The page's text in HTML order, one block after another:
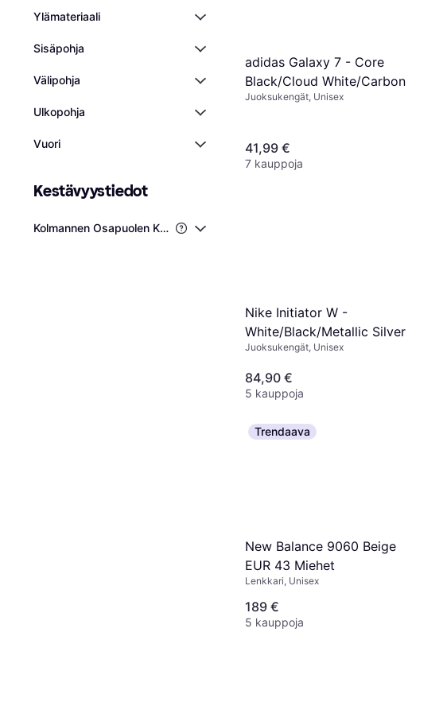
Ylämateriaali
Sisäpohja
Välipohja
Ulkopohja
Vuori
Kestävyystiedot
Kolmannen Osapuolen Kestävyysvarmentaminen
adidas Galaxy 7 - Core
Black/Cloud White/Carbon
Juoksukengät, Unisex
41,99 €
7 kauppoja
Nike Initiator W -
White/Black/Metallic Silver
Juoksukengät, Unisex
84,90 €
5 kauppoja
Trendaava
New Balance 9060 Beige
EUR 43 Miehet
Lenkkari, Unisex
189 €
5 kauppoja